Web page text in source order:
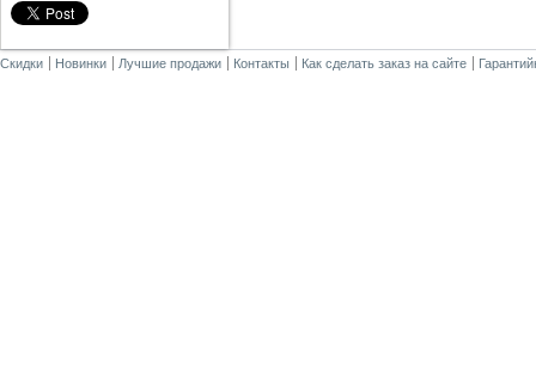
Скидки Новинки Лучшие продажи Контакты Как сделать заказ на сайте